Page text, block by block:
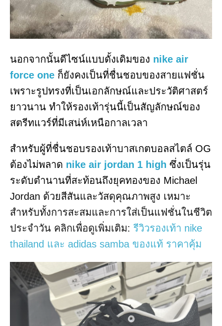
นอกจากนั้นดีไซน์แบบดั้งเดิมของ nike air
force one ก็ยังคงเป็นที่ชื่นชอบของสายแฟชั่น
เพราะรูปทรงที่เป็นเอกลักษณ์และประวัติศาสตร์
ยาวนาน ทำให้รองเท้ารุ่นนี้เป็นสัญลักษณ์ของ
สตรีทแวร์ที่มีเสน่ห์เหนือกาลเวลา
สำหรับผู้ที่ชื่นชอบรองเท้าบาสเกตบอลสไตล์ OG
ต้องไม่พลาด nike air jordan 1 high ซึ่งเป็นรุ่น
ระดับตำนานที่สะท้อนถึงยุคทองของ Michael
Jordan ด้วยสีสันและวัสดุคุณภาพสูง เหมาะ
สำหรับทั้งการสะสมและการใส่เป็นแฟชั่นในชีวิต
ประจำวัน คลิกเพื่อดูเพิ่มเติม: รีวิวรองเท้า nike
thailand และ adidas samba ของแท้ ราคาคุ้ม